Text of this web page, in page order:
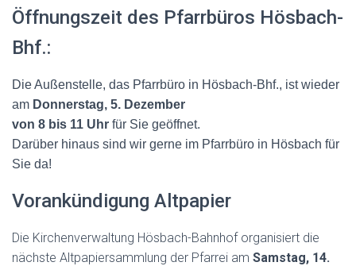
Öffnungszeit des Pfarrbüros Hösbach-
Bhf.:
Die Außenstelle, das Pfarrbüro in Hösbach-Bhf., ist wieder
am Donnerstag, 5. Dezember
von 8 bis 11 Uhr für Sie geöffnet.
Darüber hinaus sind wir gerne im Pfarrbüro in Hösbach für
Sie da!
Vorankündigung Altpapier
Die Kirchenverwaltung Hösbach-Bahnhof organisiert die
nächste Altpapiersammlung der Pfarrei am Samstag, 14.